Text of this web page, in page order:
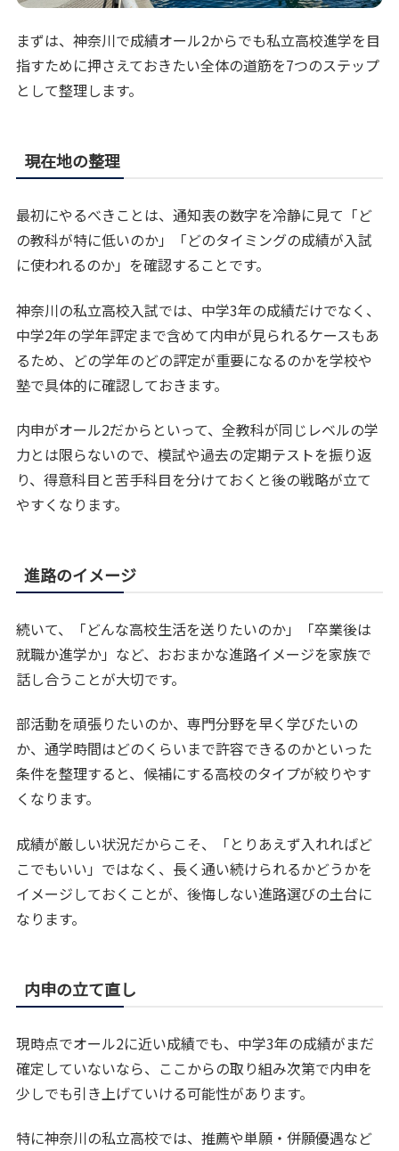
まずは、神奈川で成績オール2からでも私立高校進学を目
指すために押さえておきたい全体の道筋を7つのステップ
として整理します。
現在地の整理
最初にやるべきことは、通知表の数字を冷静に見て「ど
の教科が特に低いのか」「どのタイミングの成績が入試
に使われるのか」を確認することです。
神奈川の私立高校入試では、中学3年の成績だけでなく、
中学2年の学年評定まで含めて内申が見られるケースもあ
るため、どの学年のどの評定が重要になるのかを学校や
塾で具体的に確認しておきます。
内申がオール2だからといって、全教科が同じレベルの学
力とは限らないので、模試や過去の定期テストを振り返
り、得意科目と苦手科目を分けておくと後の戦略が立て
やすくなります。
進路のイメージ
続いて、「どんな高校生活を送りたいのか」「卒業後は
就職か進学か」など、おおまかな進路イメージを家族で
話し合うことが大切です。
部活動を頑張りたいのか、専門分野を早く学びたいの
か、通学時間はどのくらいまで許容できるのかといった
条件を整理すると、候補にする高校のタイプが絞りやす
くなります。
成績が厳しい状況だからこそ、「とりあえず入れればど
こでもいい」ではなく、長く通い続けられるかどうかを
イメージしておくことが、後悔しない進路選びの土台に
なります。
内申の立て直し
現時点でオール2に近い成績でも、中学3年の成績がまだ
確定していないなら、ここからの取り組み次第で内申を
少しでも引き上げていける可能性があります。
特に神奈川の私立高校では、推薦や単願・併願優遇など